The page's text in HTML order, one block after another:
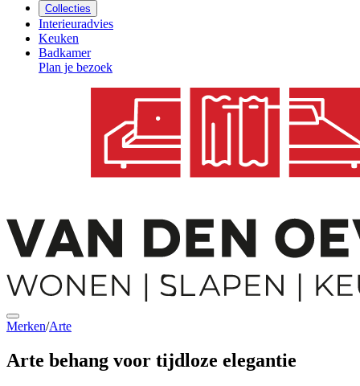
Collecties
Interieuradvies
Keuken
Badkamer
Plan je bezoek
Merken/Arte
Arte behang voor tijdloze elegantie